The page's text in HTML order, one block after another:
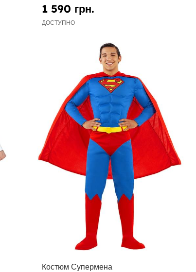
1 590 грн.
ДОСТУПНО
Костюм Супермена